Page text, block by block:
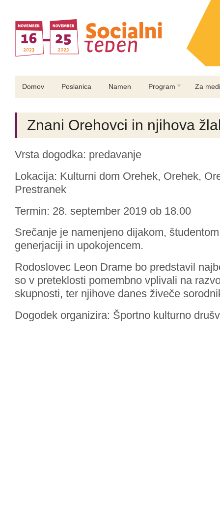
Domov Poslanica Namen Program Za
Znani Orehovci in njihova
Vrsta dogodka: predavanje
Lokacija: Kulturni dom Orehek, Orehek,
Prestranek
Termin: 28. september 2019 ob 18.00
Srečanje je namenjeno dijakom,
generjaciji in upokojencem.
Rodoslovec Leon Drame bo predstavil
so v preteklosti pomembno vplivali na
skupnosti, ter njihove danes živeče
Dogodek organizira: Športno kulturno